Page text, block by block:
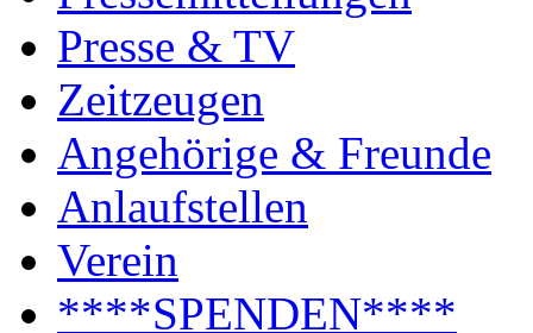
Presse & TV
Zeitzeugen
Angehörige & Freunde
Anlaufstellen
Verein
****SPENDEN****